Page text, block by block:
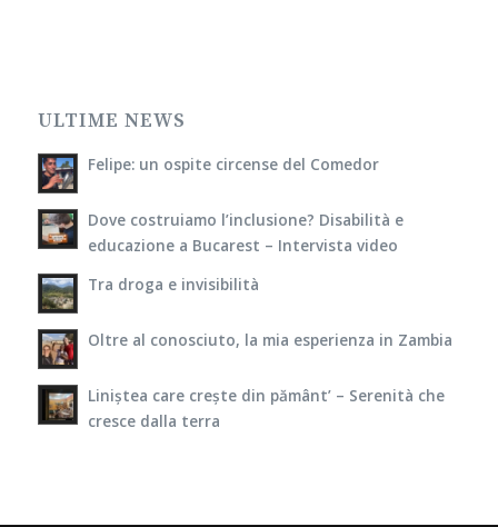
ULTIME NEWS
Felipe: un ospite circense del Comedor
Dove costruiamo l’inclusione? Disabilità e
educazione a Bucarest – Intervista video
Tra droga e invisibilità
Oltre al conosciuto, la mia esperienza in Zambia
Liniștea care crește din pământ’ – Serenità che
cresce dalla terra